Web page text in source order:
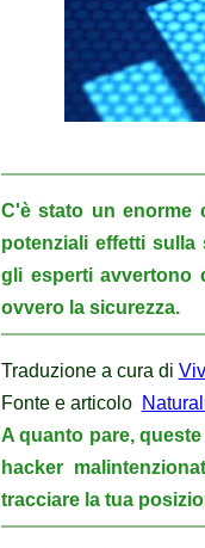
C'è stato un enorme
potenziali effetti
gli esperti avvertono
ovvero la sicurezza.
Traduzione a cura di
Fonte e articolo
A quanto pare,
hacker
tracciare la tua